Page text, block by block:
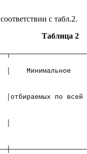
с табл.2.
Таблица 2
│ Минимальное
по всей